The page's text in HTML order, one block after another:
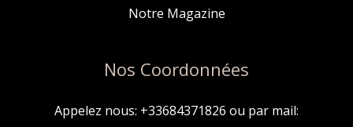
Notre Magazine
Nos Coordonnées
Appelez nous: +33684371826 ou par mail: